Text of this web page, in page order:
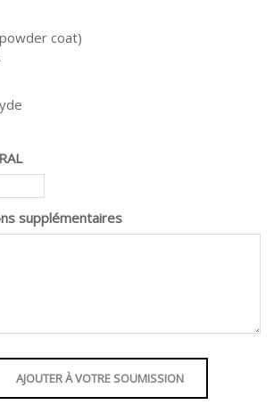
coat)
supplémentaires
AJOUTER À VOTRE SOUMISSION